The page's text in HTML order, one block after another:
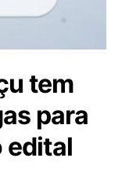
tem
para
edital